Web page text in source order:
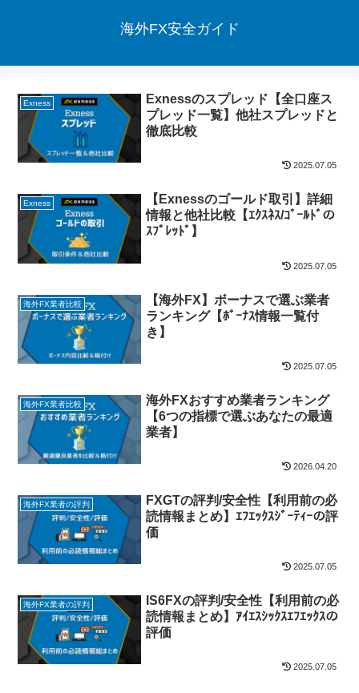
海外FX安全ガイド
Exness
Exnessのスプレッド【全口座ス
プレッド一覧】他社スプレッドと
徹底比較
2025.07.05
Exness
【Exnessのゴールド取引】詳細
情報と他社比較【ｴｸｽﾈｽ/ｺﾞｰﾙﾄﾞの
ｽﾌﾟﾚｯﾄﾞ】
2025.07.05
海外FX業者比較
【海外FX】ボーナスで選ぶ業者
ランキング【ﾎﾞｰﾅｽ情報一覧付
き】
2025.07.05
海外FX業者比較
海外FXおすすめ業者ランキング
【6つの指標で選ぶあなたの最適
業者】
2026.04.20
海外FX業者の評判
FXGTの評判/安全性【利用前の必
読情報まとめ】ｴﾌｴｯｸｽｼﾞｰﾃｨｰの評
価
2025.07.05
海外FX業者の評判
IS6FXの評判/安全性【利用前の必
読情報まとめ】ｱｲｴｽｼｯｸｽｴﾌｴｯｸｽの
評価
2025.07.05